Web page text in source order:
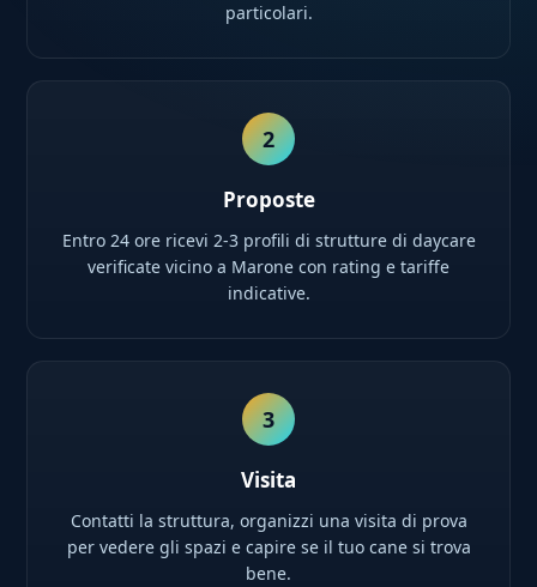
particolari.
2
Proposte
Entro 24 ore ricevi 2-3 profili di strutture di daycare
verificate vicino a Marone con rating e tariffe
indicative.
3
Visita
Contatti la struttura, organizzi una visita di prova
per vedere gli spazi e capire se il tuo cane si trova
bene.